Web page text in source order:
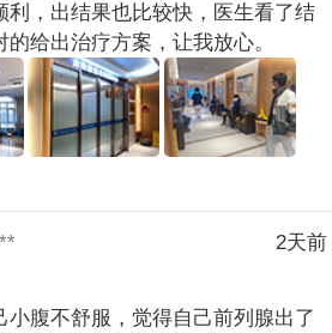
利，出结果也比较快，医生看了结
给出治疗方案，让我放心。
2天前
小腹不舒服，觉得自己前列腺出了